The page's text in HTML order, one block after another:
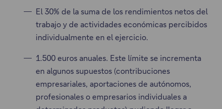
El 30% de la suma de los rendimientos netos del
trabajo y de actividades económicas percibidos
individualmente en el ejercicio.
1.500 euros anuales. Este límite se incrementa
en algunos supuestos (contribuciones
empresariales, aportaciones de autónomos,
profesionales o empresarios individuales a